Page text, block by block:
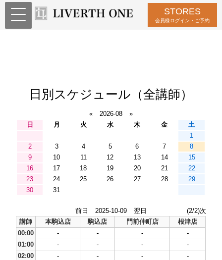
STORES
会員様ログイン・ご予約
日別スケジュール（全講師）
« 2026-08
»
日
月 火 水 木 金
土
1
2
3 4 5 6 7
8
9
10 11 12 13 14
15
16
17 18 19 20 21
22
23
24 25 26 27 28
29
30
31
前日 2025-10-09 翌日
(2/2)次
講師
本駒込店 駒込店 門前仲町店
根津店
00:00
- - -
-
01:00
- - -
-
02:00
- - -
-